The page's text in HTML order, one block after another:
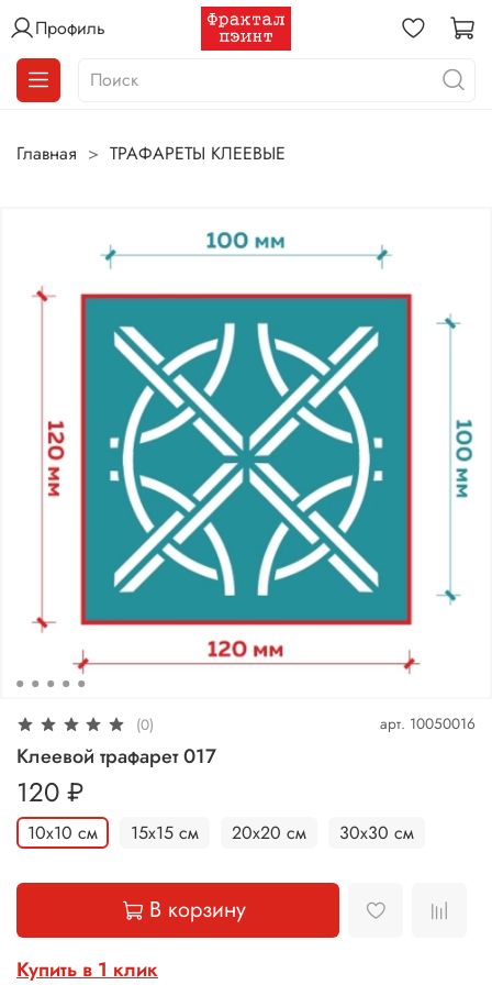
Профиль
Главная ТРАФАРЕТЫ КЛЕЕВЫЕ
(0) арт. 10050016
Клеевой трафарет 017
120 ₽
10х10 см 15х15 см 20х20 см 30х30 см
В корзину
Купить в 1 клик